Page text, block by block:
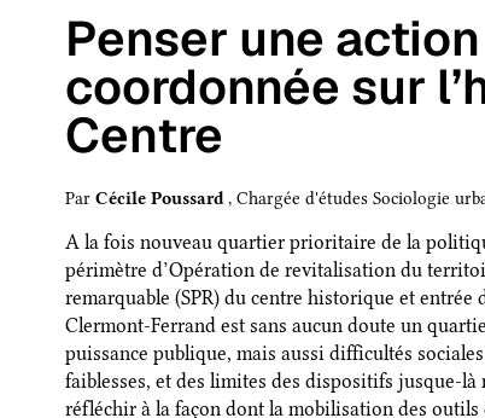
Penser une
coordonnée sur
Centre
Par Cécile Poussard, Chargée d'études Sociologie
A la fois nouveau quartier prioritaire de la
périmètre d’Opération de revitalisation du
remarquable (SPR) du centre historique et
Clermont-Ferrand est sans aucun doute un
puissance publique, mais aussi difficultés
faiblesses, et des limites des dispositifs jusque-
réfléchir à la façon dont la mobilisation des